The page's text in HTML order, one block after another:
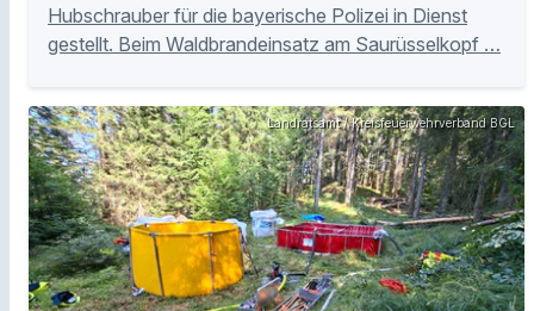
Hubschrauber für die bayerische Polizei in Dienst
gestellt. Beim Waldbrandeinsatz am Saurüsselkopf …
Landratsamt / Kreisfeuerwehrverband BGL